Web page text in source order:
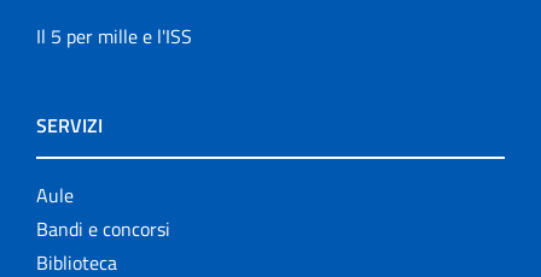
Il 5 per mille e l'ISS
SERVIZI
Aule
Bandi e concorsi
Biblioteca